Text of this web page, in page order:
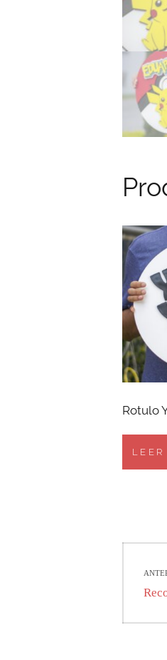
Rotulo
LEER
de